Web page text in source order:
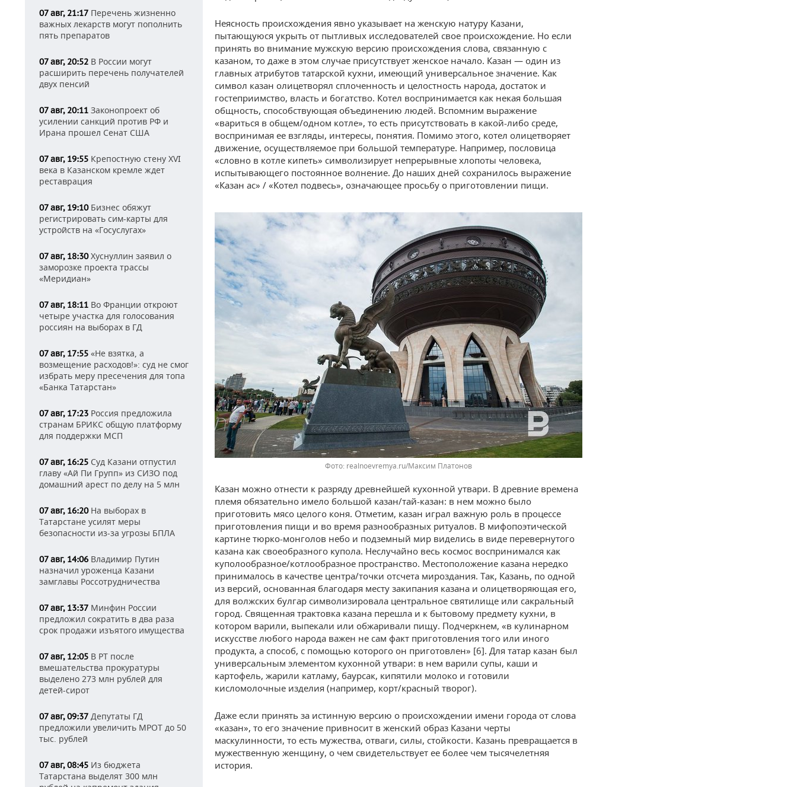
07 авг, 21:17 Перечень жизненно
важных лекарств могут пополнить
пять препаратов
07 авг, 20:52 В России могут
расширить перечень получателей
двух пенсий
07 авг, 20:11 Законопроект об
усилении санкций против РФ и
Ирана прошел Сенат США
07 авг, 19:55 Крепостную стену XVI
века в Казанском кремле ждет
реставрация
07 авг, 19:10Бизнес обяжут
регистрировать сим-карты для
устройств на «Госуслугах»
07 авг, 18:30Хуснуллин заявил о
заморозке проекта трассы
«Меридиан»
07 авг, 18:11 Во Франции откроют
четыре участка для голосования
россиян на выборах в ГД
07 авг, 17:55 «Не взятка, а
возмещение расходов!»: суд не смог
избрать меру пресечения для топа
«Банка Татарстан»
07 авг, 17:23 Россия предложила
странам БРИКС общую платформу
для поддержки МСП
07 авг, 16:25 Суд Казани отпустил
главу «Ай Пи Групп» из СИЗО под
домашний арест по делу на 5 млн
07 авг, 16:20На выборах в
Татарстане усилят меры
безопасности из-за угрозы БПЛА
07 авг, 14:06 Владимир Путин
назначил уроженца Казани
замглавы Россотрудничества
07 авг, 13:37 Минфин России
предложил сократить в два раза
срок продажи изъятого имущества
07 авг, 12:05 В РТ после
вмешательства прокуратуры
выделено 273 млн рублей для
детей-сирот
07 авг, 09:37 Депутаты ГД
предложили увеличить МРОТ до 50
тыс. рублей
07 авг, 08:45 Из бюджета
Татарстана выделят 300 млн
Неясность происхождения явно указывает на женскую натуру Казани,
пытающуюся укрыть от пытливых исследователей свое происхождение. Но если
принять во внимание мужскую версию происхождения слова, связанную с
казаном, то даже в этом случае присутствует женское начало. Казан — один из
главных атрибутов татарской кухни, имеющий универсальное значение. Как
символ казан олицетворял сплоченность и целостность народа, достаток и
гостеприимство, власть и богатство. Котел воспринимается как некая большая
общность, способствующая объединению людей. Вспомним выражение
«вариться в общем/одном котле», то есть присутствовать в какой-либо среде,
воспринимая ее взгляды, интересы, понятия. Помимо этого, котел олицетворяет
движение, осуществляемое при большой температуре. Например, пословица
«словно в котле кипеть» символизирует непрерывные хлопоты человека,
испытывающего постоянное волнение. До наших дней сохранилось выражение
«Казан ас» / «Котел подвесь», означающее просьбу о приготовлении пищи.
realnoevremya.ru/Максим Платонов
Казан можно отнести к разряду древнейшей кухонной утвари. В древние времена
племя обязательно имело большой казан/тай-казан: в нем можно было
приготовить мясо целого коня. Отметим, казан играл важную роль в процессе
приготовления пищи и во время разнообразных ритуалов. В мифопоэтической
картине тюрко-монголов небо и подземный мир виделись в виде перевернутого
казана как своеобразного купола. Неслучайно весь космос воспринимался как
куполообразное/котлообразное пространство. Местоположение казана нередко
принималось в качестве центра/точки отсчета мироздания. Так, Казань, по одной
из версий, основанная благодаря месту закипания казана и олицетворяющая его,
для волжских булгар символизировала центральное святилище или сакральный
город. Священная трактовка казана перешла и к бытовому предмету кухни, в
котором варили, выпекали или обжаривали пищу. Подчеркнем, «в кулинарном
искусстве любого народа важен не сам факт приготовления того или иного
продукта, а способ, с помощью которого он приготовлен» [6]. Для татар казан был
универсальным элементом кухонной утвари: в нем варили супы, каши и
картофель, жарили катламу, баурсак, кипятили молоко и готовили
кисломолочные изделия (например, корт/красный творог).
Даже если принять за истинную версию о происхождении имени города от слова
«казан», то его значение привносит в женский образ Казани черты
маскулинности, то есть мужества, отваги, силы, стойкости. Казань превращается в
мужественную женщину, о чем свидетельствует ее более чем тысячелетняя
история.